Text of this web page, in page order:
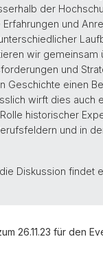
der
und
wir gemeinsam
und
Geschichte einen
wirft dies auch
historischer
und in
Diskussion findet
26.11.23 für den